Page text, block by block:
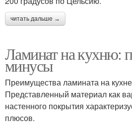
читать дальше →
Ламинат на кухню:
минусы
Преимущества ламината на кухне
Представленный материал как
настенного покрытия
плюсов.